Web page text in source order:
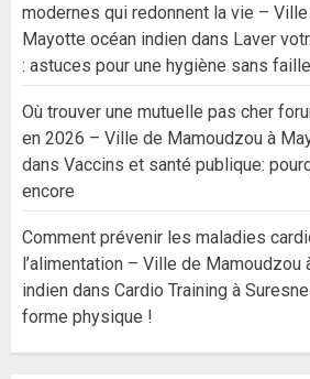
modernes qui redonnent la vie –
Mayotte océan indien dans Laver
: astuces pour une hygiène sans
Où trouver une mutuelle pas cher
en 2026 – Ville de Mamoudzou à
dans Vaccins et santé publique:
encore
Comment prévenir les maladies
l’alimentation – Ville de Mamoudzou
indien dans Cardio Training à
forme physique !